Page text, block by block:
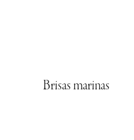
Brisas marinas